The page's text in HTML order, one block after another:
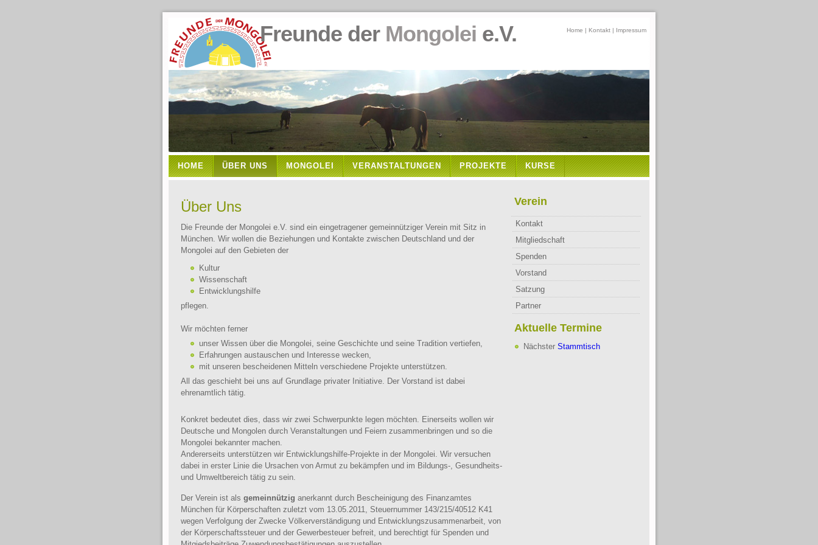
Freunde der Mongolei e.V. Home | Kontakt | Impressum
HOME ÜBER UNS MONGOLEI VERANSTALTUNGEN PROJEKTE KURSE
Über Uns
Die Freunde der Mongolei e.V. sind ein eingetragener gemeinnütziger Verein mit Sitz in
München. Wir wollen die Beziehungen und Kontakte zwischen Deutschland und der
Mongolei auf den Gebieten der
Kultur
Wissenschaft
Entwicklungshilfe
pflegen.
Wir möchten ferner
unser Wissen über die Mongolei, seine Geschichte und seine Tradition vertiefen,
Erfahrungen austauschen und Interesse wecken,
mit unseren bescheidenen Mitteln verschiedene Projekte unterstützen.
All das geschieht bei uns auf Grundlage privater Initiative. Der Vorstand ist dabei
ehrenamtlich tätig.
Konkret bedeutet dies, dass wir zwei Schwerpunkte legen möchten. Einerseits wollen wir
Deutsche und Mongolen durch Veranstaltungen und Feiern zusammenbringen und so die
Mongolei bekannter machen.
Andererseits unterstützen wir Entwicklungshilfe-Projekte in der Mongolei. Wir versuchen
dabei in erster Linie die Ursachen von Armut zu bekämpfen und im Bildungs-, Gesundheits-
und Umweltbereich tätig zu sein.
Der Verein ist als gemeinnützig anerkannt durch Bescheinigung des Finanzamtes
München für Körperschaften zuletzt vom 13.05.2011, Steuernummer 143/215/40512 K41
wegen Verfolgung der Zwecke Völkerverständigung und Entwicklungszusammenarbeit, von
der Körperschaftssteuer und der Gewerbesteuer befreit, und berechtigt für Spenden und
Verein
Kontakt
Mitgliedschaft
Spenden
Vorstand
Satzung
Partner
Aktuelle Termine
Nächster Stammtisch